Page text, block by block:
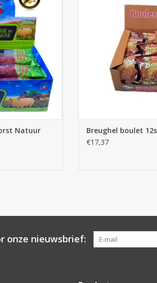
Natuur
Breughel boulet
€17,37
onze nieuwsbrief: